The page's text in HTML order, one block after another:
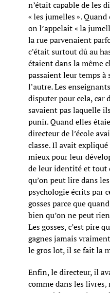
n’était capable de les
« les jumelles ».
on l’appelait « la
la rue parvenaient
c’était surtout dû au
étaient dans la même
passaient leur temps à
l’autre. Les
disputer pour cela, car
savaient pas laquelle
punir. Quand elles
directeur de l’école
classe. Il avait
mieux pour leur
de leur identité et tout
qu’on peut lire dans
psychologie écrits par
gosses parce que
bien qu’on ne peut
Les gosses, c’est pire
gagnes jamais
le gros lot, il se fait la
Enfin, le directeur, il
comme dans les